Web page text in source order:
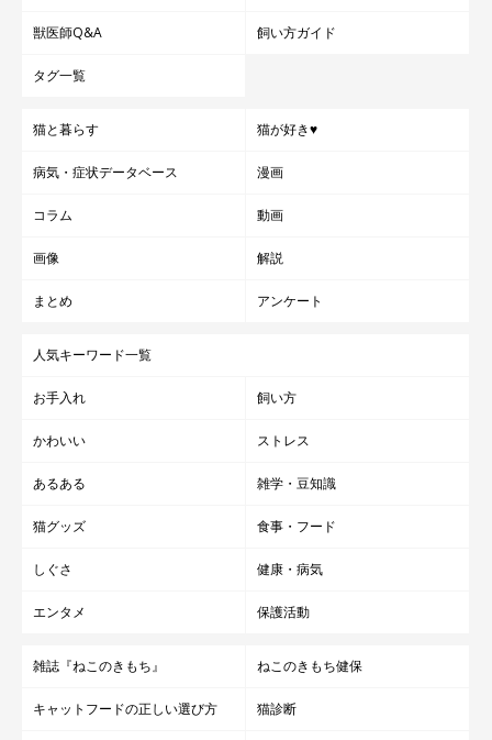
成長期も、成長が止まっても体重測定を習慣
猫の健康を維持するために、定期的に体重の管理をしましょ
う。肥満の兆候にいち早く対応できるほか、体重が減るなどの病
一度、その後も３カ月に一度は体重測定して増減を比較したいも
のです。
いのですが、成長が止まってから、とくに避妊・去勢手術を済ま
せたあとは、必要なエネルギー量が減るので、肥満に気をつける
獣医師Q&A 飼い方ガイド
タグ一覧
猫と暮らす 猫が好き♥
病気・症状データベース 漫画
コラム 動画
画像 解説
まとめ アンケート
人気キーワード一覧
お手入れ 飼い方
かわいい ストレス
あるある 雑学・豆知識
猫グッズ 食事・フード
しぐさ 健康・病気
エンタメ 保護活動
雑誌『ねこのきもち』 ねこのきもち健保
キャットフードの正しい選び方 猫診断